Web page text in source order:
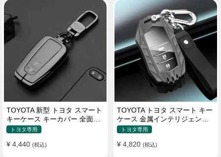
TOYOTA 新型 トヨタ スマート
キーケース キーカバー 全面保
護 汚れ防止 滑り止め 傷防止
トヨタ専用
¥ 4,440 (税込)
TOYOTA トヨタ スマート キー
ケース 金属インテリジェント
キーケース 高質な亜鉛合金材
トヨタ専用
¥ 4,820 (税込)